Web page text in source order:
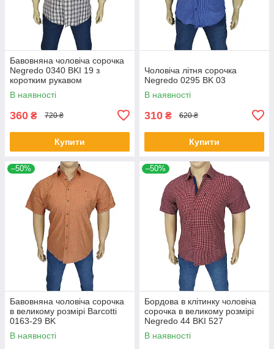
Бавовняна чоловіча сорочка
Negredo 0340 BKI 19 з
коротким рукавом
В наявності
360 ₴ 720 ₴
Купити
Чоловіча літня сорочка
Negredo 0295 BK 03
В наявності
310 ₴ 620 ₴
Купити
–50%
Бавовняна чоловіча сорочка
в великому розмірі Barcotti
0163-29 BK
В наявності
–50%
Бордова в клітинку чоловіча
сорочка в великому розмірі
Negredo 44 BKI 527
В наявності